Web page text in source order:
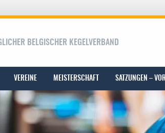
BELGISCHER KEGELVERBAND
VEREINE MEISTERSCHAFT SATZUNGEN –